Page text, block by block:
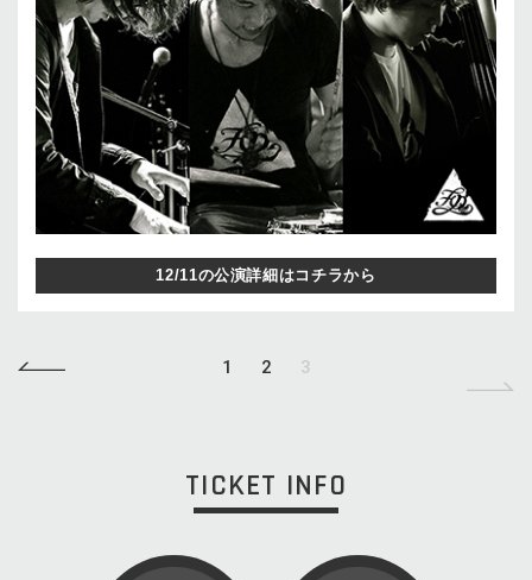
12/11の公演詳細はコチラから
1 2 3
TICKET INFO